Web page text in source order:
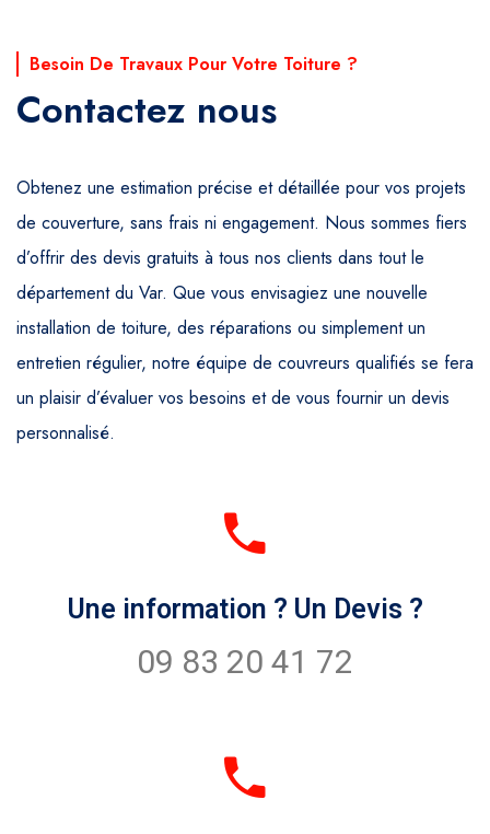
Besoin De Travaux Pour Votre Toiture ?
Contactez nous
Obtenez une estimation précise et détaillée pour vos projets
de couverture, sans frais ni engagement. Nous sommes fiers
d’offrir des devis gratuits à tous nos clients dans tout le
département du Var. Que vous envisagiez une nouvelle
installation de toiture, des réparations ou simplement un
entretien régulier, notre équipe de couvreurs qualifiés se fera
un plaisir d’évaluer vos besoins et de vous fournir un devis
personnalisé.
Une information ? Un Devis ?
09 83 20 41 72